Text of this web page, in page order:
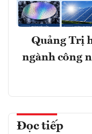
Quảng Trị
ngành công
Đọc tiếp